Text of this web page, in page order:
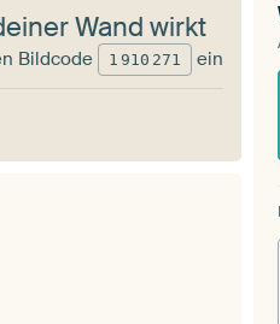
Wand wirkt
Bildcode 1 910 271 ein